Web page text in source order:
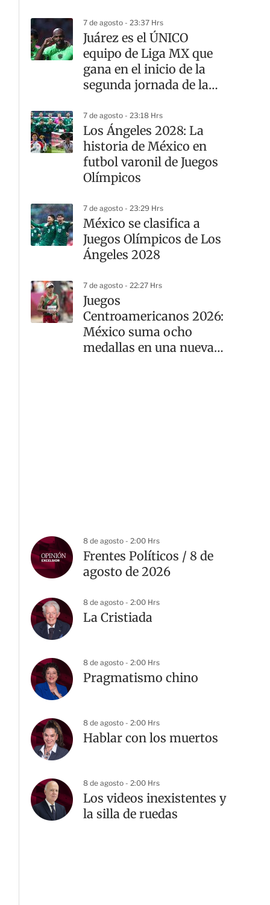
7 de agosto - 23:37 Hrs
Juárez es el ÚNICO
equipo de Liga MX que
gana en el inicio de la
segunda jornada de la
7 de agosto - 23:18 Hrs
Los Ángeles 2028: La
historia de México en
futbol varonil de Juegos
Olímpicos
7 de agosto - 23:29 Hrs
México se clasifica a
Juegos Olímpicos de Los
Ángeles 2028
7 de agosto - 22:27 Hrs
Juegos
Centroamericanos 2026:
México suma ocho
medallas en una nueva
8 de agosto - 2:00 Hrs
Frentes Políticos / 8 de
agosto de 2026
8 de agosto - 2:00 Hrs
La Cristiada
8 de agosto - 2:00 Hrs
Pragmatismo chino
8 de agosto - 2:00 Hrs
Hablar con los muertos
8 de agosto - 2:00 Hrs
Los videos inexistentes y
la silla de ruedas